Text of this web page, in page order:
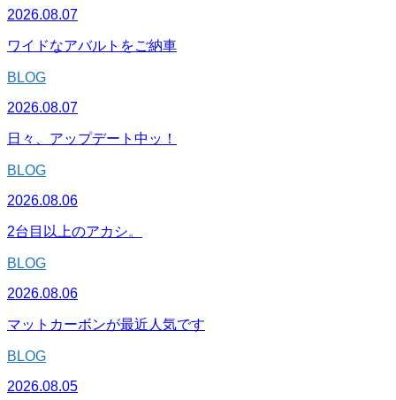
2026.08.07
ワイドなアバルトをご納車
BLOG
2026.08.07
日々、アップデート中ッ！
BLOG
2026.08.06
2台目以上のアカシ。
BLOG
2026.08.06
マットカーボンが最近人気です
BLOG
2026.08.05